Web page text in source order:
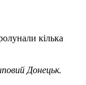
кілька
Донецьк.